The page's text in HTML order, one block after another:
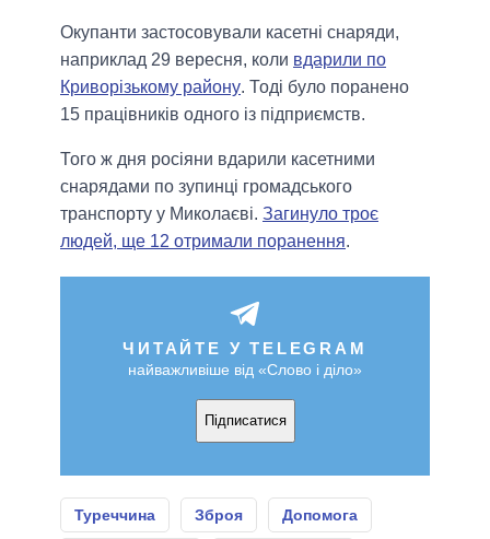
Окупанти застосовували касетні снаряди,
наприклад 29 вересня, коли вдарили по
Криворізькому району. Тоді було поранено
15 працівників одного із підприємств.
Того ж дня росіяни вдарили касетними
снарядами по зупинці громадського
транспорту у Миколаєві. Загинуло троє
людей, ще 12 отримали поранення.
ЧИТАЙТЕ У TELEGRAM
найважливіше від «Слово і діло»
Підписатися
Туреччина Зброя Допомога